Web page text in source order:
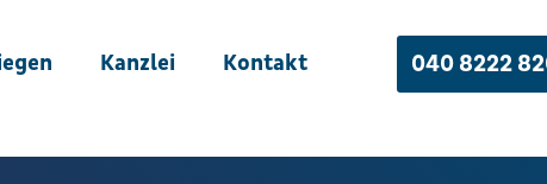
Kanzlei Kontakt 040 8222